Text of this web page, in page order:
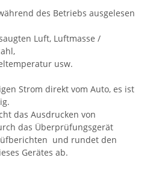
des Betriebs ausgelesen
Luft, Luftmasse /
usw.
Strom direkt vom Auto, es ist
das Ausdrucken von
das Überprüfungsgerät
und rundet den
Gerätes ab.